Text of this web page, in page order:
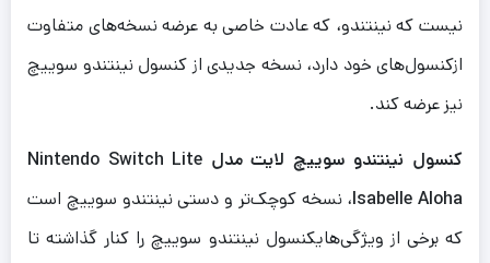
نیست که نینتندو، که عادت خاصی به عرضه نسخه‌های متفاوت
ازکنسول‌های خود دارد، نسخه جدیدی از کنسول نینتندو سوییچ
نیز عرضه کند.
کنسول نینتندو سوییچ لایت مدل Nintendo Switch Lite
Isabelle Aloha، نسخه کوچک‌تر و دستی نینتندو سوییچ است
که برخی از ویژگی‌هایکنسول نینتندو سوییچ را کنار گذاشته تا